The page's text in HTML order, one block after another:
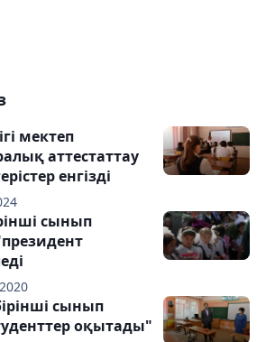
мектеп
аттестаттау
енгізді
сынып
сынып
оқытады"